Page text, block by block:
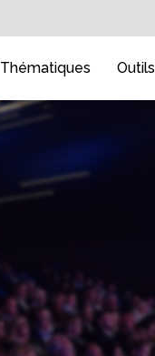
Thématiques Outils